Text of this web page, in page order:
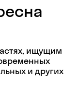
ищущим
и других